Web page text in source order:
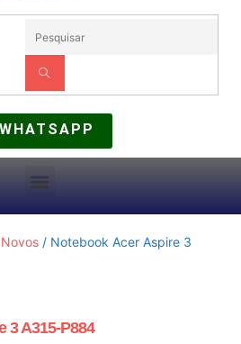
WHATSAPP
/ Notebook Acer Aspire 3
3 A315-P884